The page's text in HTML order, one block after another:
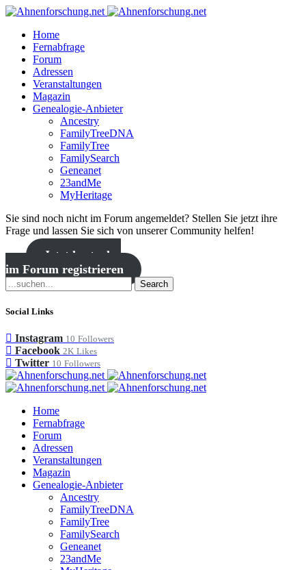
Home
Fernabfrage
Forum
Adressen
Veranstaltungen
Magazin
Genealogie-Anbieter
Ancestry
FamilyTreeDNA
FamilyTree
FamilySearch
Geneanet
23andMe
MyHeritage
Sie sind noch nicht im Forum angemeldet? Stellen Sie jetzt ihre
Frage und lassen Sie sich von unserer Community helfen!
Jetzt kostenlos
im Forum registrieren
Search
Social Links
Instagram 10 Followers
Facebook 2K Likes
Twitter 10 Followers
Home
Fernabfrage
Forum
Adressen
Veranstaltungen
Magazin
Genealogie-Anbieter
Ancestry
FamilyTreeDNA
FamilyTree
FamilySearch
Geneanet
23andMe